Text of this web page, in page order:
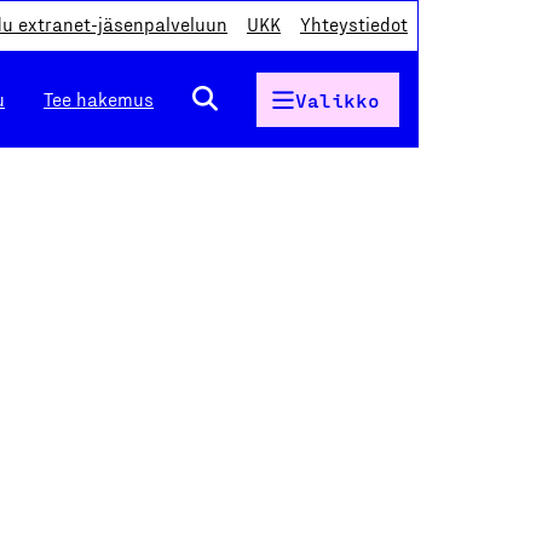
extranet-jäsenpalveluun UKK Yhteystiedot
Tee hakemus Valikko